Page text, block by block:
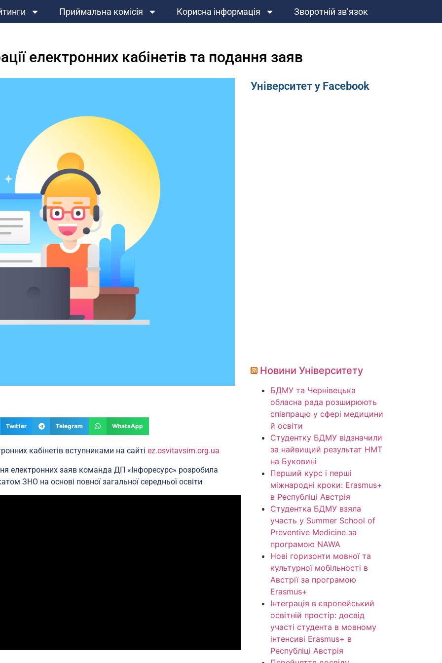
Приймальна комісія Корисна інформація Зворотній зв’язок
електронних кабінетів та подання заяв
Twitter Telegram WhatsApp
кабінетів вступниками на сайті ez.osvitavsim.org.ua
електронних заяв команда ДП «Інфоресурс» розробила
ЗНО на основі повної загальної середньої освіти
Університет у Facebook
Новини Університету
БДМУ та Чернівецька
обласна рада розширюють
співпрацю у сфері медицини
й освіти
Студентку БДМУ відзначили
за найвищий результат НМТ
на Буковині
Перший курс і перші
міжнародні кроки: Erasmus+
в Республіці Австрія
Студентка БДМУ взяла
участь у Summer School of
Preventive Medicine за
програмою NAWA
Нові горизонти мовної та
культурної мобільності в
Австрії за програмою
Erasmus+
Інтеграція в європейський
освітній простір: досвід
участі студента в мовному
інтенсиві Erasmus+ в
Республіці Австрія